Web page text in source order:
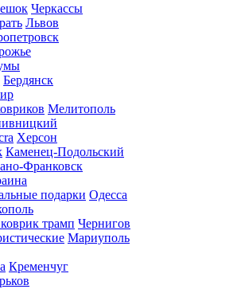
Черкассы
Львов
Бердянск
Мелитополь
Херсон
Каменец-Подольский
Франковск
подарки Одесса
трамп Чернигов
Мариуполь
Кременчуг